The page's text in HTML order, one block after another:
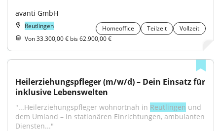
avanti GmbH
Reutlingen Homeoffice Teilzeit
Vollzeit
Von 33.300,00 € bis 62.900,00 €
Heilerziehungspfleger (m/w/d) – Dein Einsatz für
inklusive Lebenswelten
"...Heilerziehungspfleger wohnortnah in Reutlingen und
dem Umland – in stationären Einrichtungen, ambulanten
Diensten..."